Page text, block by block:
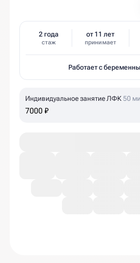
2 года
стаж
от 11 лет
принимает
Работает с
Индивидуальное занятие ЛФК 50
7000 ₽